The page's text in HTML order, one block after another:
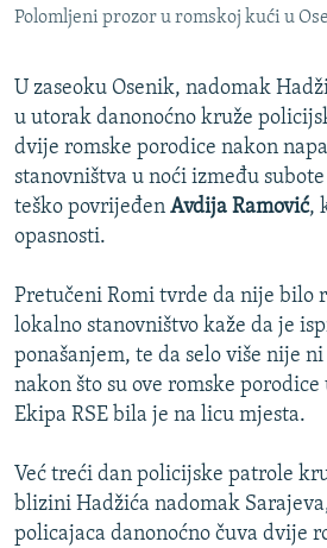
POPLAVE I KLIZIŠTA U BIH 2024.
POST SCRIPTUM
MOJA EVROPA
TRI DECENIJE OD RATA U BIH
SVE KARTE DEJTONA
NASTANAK I RASPAD JUGOSLAVIJE
Sve RFE/RL stranice
Polomljeni prozor u romskoj kući u
U zaseoku Osenik, nadomak
u utorak danonoćno kruže
dvije romske porodice nakon
stanovništva u noći između
teško povrijeđen Avdija Ramović,
opasnosti.
Pretučeni Romi tvrde da nije bilo
lokalno stanovništvo kaže da je
ponašanjem, te da selo više nije
nakon što su ove romske
Ekipa RSE bila je na licu mjesta.
Već treći dan policijske patrole
blizini Hadžića nadomak
policajaca danonoćno čuva dvije